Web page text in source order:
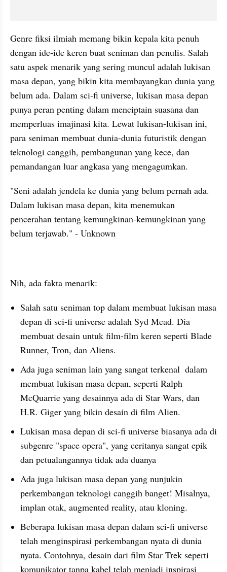
Genre fiksi ilmiah memang bikin kepala kita penuh
dengan ide-ide keren buat seniman dan penulis. Salah
satu aspek menarik yang sering muncul adalah lukisan
masa depan, yang bikin kita membayangkan dunia yang
belum ada. Dalam sci-fi universe, lukisan masa depan
punya peran penting dalam menciptain suasana dan
memperluas imajinasi kita. Lewat lukisan-lukisan ini,
para seniman membuat dunia-dunia futuristik dengan
teknologi canggih, pembangunan yang kece, dan
pemandangan luar angkasa yang mengagumkan.
"Seni adalah jendela ke dunia yang belum pernah ada.
Dalam lukisan masa depan, kita menemukan
pencerahan tentang kemungkinan-kemungkinan yang
belum terjawab." - Unknown
Nih, ada fakta menarik:
Salah satu seniman top dalam membuat lukisan masa
depan di sci-fi universe adalah Syd Mead. Dia
membuat desain untuk film-film keren seperti Blade
Runner, Tron, dan Aliens.
Ada juga seniman lain yang sangat terkenal  dalam
membuat lukisan masa depan, seperti Ralph
McQuarrie yang desainnya ada di Star Wars, dan
H.R. Giger yang bikin desain di film Alien.
Lukisan masa depan di sci-fi universe biasanya ada di
subgenre "space opera", yang ceritanya sangat epik
dan petualangannya tidak ada duanya
Ada juga lukisan masa depan yang nunjukin
perkembangan teknologi canggih banget! Misalnya,
implan otak, augmented reality, atau kloning.
Beberapa lukisan masa depan dalam sci-fi universe
telah menginspirasi perkembangan nyata di dunia
nyata. Contohnya, desain dari film Star Trek seperti
komunikator tanpa kabel telah menjadi inspirasi